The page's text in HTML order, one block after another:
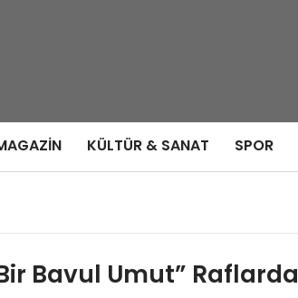
KÜLTÜR & SANAT SPOR
Bavul Umut” Raflarda